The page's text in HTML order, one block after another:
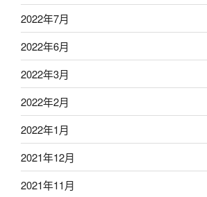
2022年7月
2022年6月
2022年3月
2022年2月
2022年1月
2021年12月
2021年11月